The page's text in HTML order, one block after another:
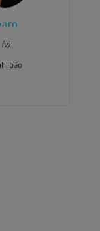
(v)
báo
dụ:
she